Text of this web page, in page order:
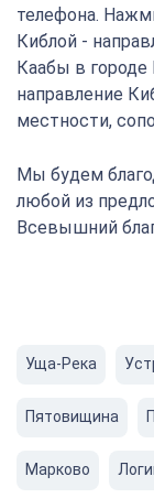
телефона.
Киблой -
Каабы в
направление
местности,
Мы будем
любой из
Всевышний
Уща-Река
Пятовищина
Марково